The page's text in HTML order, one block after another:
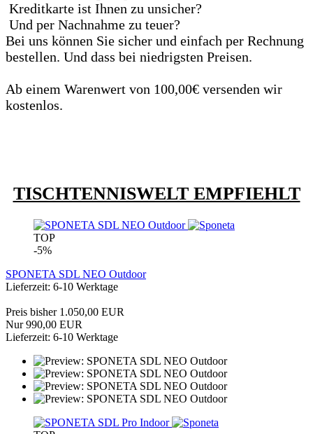
Kreditkarte ist Ihnen zu unsicher?
Und per Nachnahme zu teuer?
Bei uns können Sie sicher und einfach per Rechnung
bestellen. Und dass bei niedrigsten Preisen.
Ab einem Warenwert von 100,00€ versenden wir
kostenlos.
TISCHTENNISWELT EMPFIEHLT
TOP
-5%
SPONETA SDL NEO Outdoor
Lieferzeit: 6-10 Werktage
Preis bisher 1.050,00 EUR
Nur 990,00 EUR
Lieferzeit: 6-10 Werktage